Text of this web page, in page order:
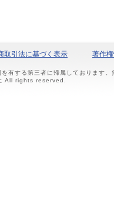
取引法に基づく表示 著作
する第三者に帰属しております。
All rights reserved.